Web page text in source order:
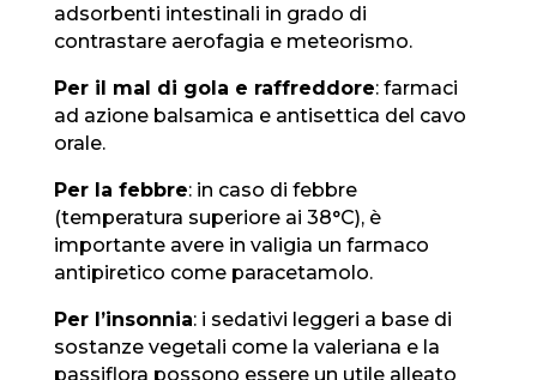
adsorbenti intestinali in grado di
contrastare aerofagia e meteorismo.
Per il mal di gola e raffreddore: farmaci
ad azione balsamica e antisettica del cavo
orale.
Per la febbre: in caso di febbre
(temperatura superiore ai 38°C), è
importante avere in valigia un farmaco
antipiretico come paracetamolo.
Per l’insonnia: i sedativi leggeri a base di
sostanze vegetali come la valeriana e la
passiflora possono essere un utile alleato